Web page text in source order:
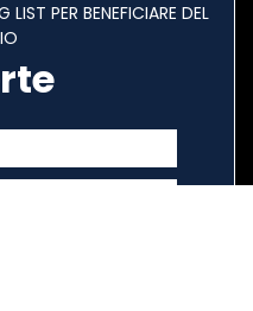
PER BENEFICIARE DEL